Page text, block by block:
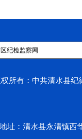
所有：中共清水县纪
地址：清水县永清镇西